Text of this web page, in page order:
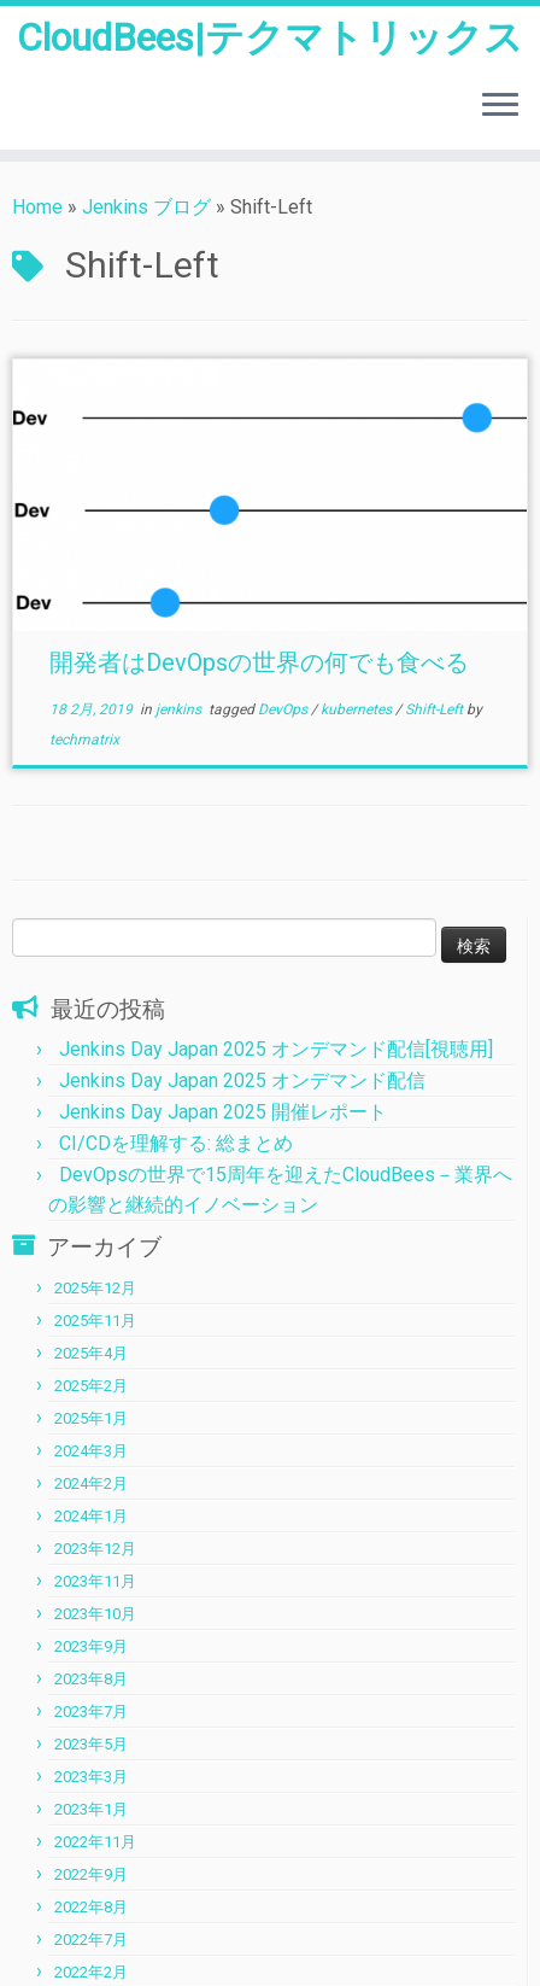
to
CloudBees|テクマトリックス
Home » Jenkins ブログ » Shift-Left
Shift-Left
開発者はDevOpsの世界の何でも食べる
18 2月, 2019in jenkins tagged DevOps/kubernetes/Shift-Left by
techmatrix
索:
最近の投稿
Jenkins Day Japan 2025 オンデマンド配信[視聴用]
Jenkins Day Japan 2025 オンデマンド配信
Jenkins Day Japan 2025 開催レポート
CI/CDを理解する: 総まとめ
DevOpsの世界で15周年を迎えたCloudBees－業界へ
の影響と継続的イノベーション
アーカイブ
2025年12月
2025年11月
2025年4月
2025年2月
2025年1月
2024年3月
2024年2月
2024年1月
2023年12月
2023年11月
2023年10月
2023年9月
2023年8月
2023年7月
2023年5月
2023年3月
2023年1月
2022年11月
2022年9月
2022年8月
2022年7月
2022年2月